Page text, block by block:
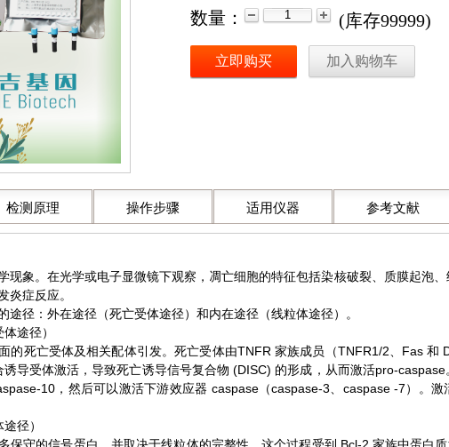
数量：
(库存99999)
立即购买 加入购物车
检测原理 操作步骤 适用仪器 参考文献
现象。在光学或电子显微镜下观察，凋亡细胞的特征包括染核破裂、质膜起泡
炎症反应。
途径：外在途径（死亡受体途径）和内在途径（线粒体途径）。
途径）
的死亡受体及相关配体引发。死亡受体由TNFR 家族成员（TNFR1/2、Fas 和
导受体激活，导致死亡诱导信号复合物 (DISC) 的形成，从而激活pro-
10，然后可以激活下游效应器 caspase（caspase-3、caspase -7）。
径）